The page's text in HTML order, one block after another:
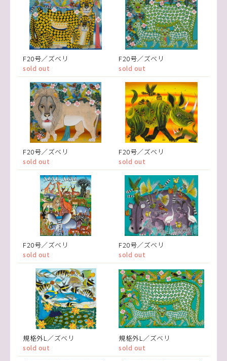
F20号／ズベリ
sold out
F20号／ズベリ
sold out
F20号／ズベリ
sold out
F20号／ズベリ
sold out
F20号／ズベリ
sold out
F20号／ズベリ
sold out
規格外L／ズベリ
sold out
規格外L／ズベリ
sold out